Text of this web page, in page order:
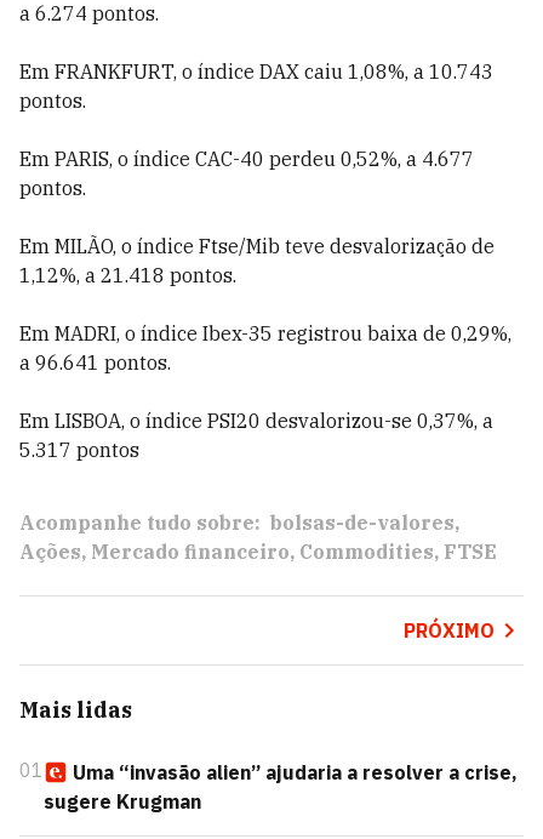
a 6.274 pontos.
Em FRANKFURT, o índice DAX caiu 1,08%, a 10.743
pontos.
Em PARIS, o índice CAC-40 perdeu 0,52%, a 4.677
pontos.
Em MILÃO, o índice Ftse/Mib teve desvalorização de
1,12%, a 21.418 pontos.
Em MADRI, o índice Ibex-35 registrou baixa de 0,29%,
a 96.641 pontos.
Em LISBOA, o índice PSI20 desvalorizou-se 0,37%, a
5.317 pontos
Acompanhe tudo sobre: bolsas-de-valores
Ações Mercado financeiro Commodities FTSE
PRÓXIMO
Mais lidas
01
Uma “invasão alien” ajudaria a resolver a crise,
sugere Krugman